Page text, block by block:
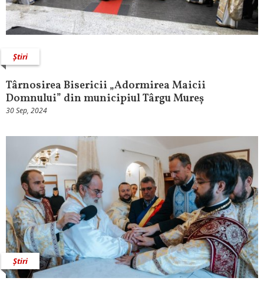
Știri
Târnosirea Bisericii „Adormirea Maicii
Domnului” din municipiul Târgu Mureș
30 Sep, 2024
Știri